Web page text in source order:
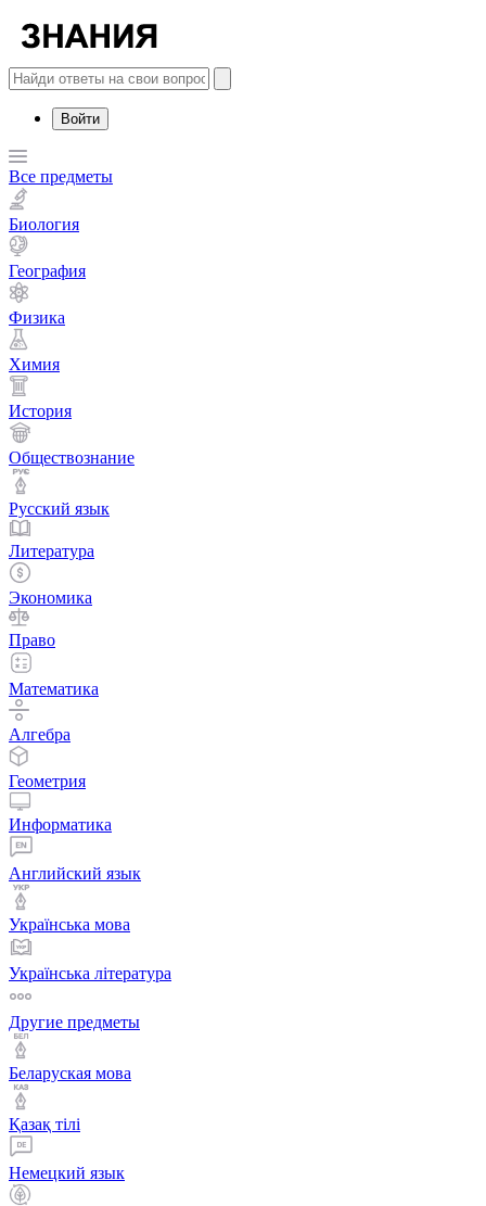
Войти
Все предметы
Биология
География
Физика
Химия
История
Обществознание
Русский язык
Литература
Экономика
Право
Математика
Алгебра
Геометрия
Информатика
Английский язык
Українська мова
Українська література
Другие предметы
Беларуская мова
Қазақ тiлi
Немецкий язык